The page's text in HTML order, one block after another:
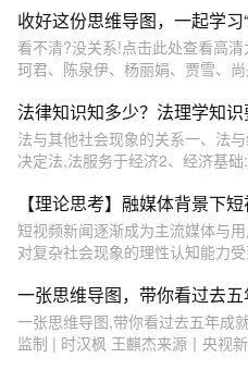
收好这份思维导图，一起学习
看不清?没关系!点击此处查看高
珂君、陈泉伊、杨丽娟、贾雪、
法律知识知多少？法理学知
法与其他社会现象的关系一、法
决定法,法服务于经济2、经济基
【理论思考】融媒体背景下
短视频新闻逐渐成为主流媒体与
对复杂社会现象的理性认知能力
一张思维导图，带你看过去
一张思维导图,带你看过去五年
监制 | 时汉枫 王麒杰来源丨央视